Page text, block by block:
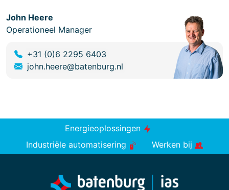
John Heere
Operationeel Manager
+31 (0)6 2295 6403
john.heere@batenburg.nl
Energieoplossingen
Industriële automatisering
Werken bij